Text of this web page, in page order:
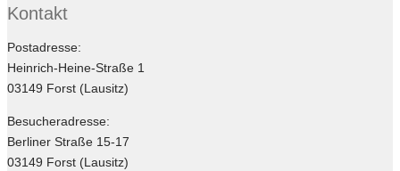
Kontakt
Postadresse:
Heinrich-Heine-Straße 1
03149 Forst (Lausitz)
Besucheradresse:
Berliner Straße 15-17
03149 Forst (Lausitz)